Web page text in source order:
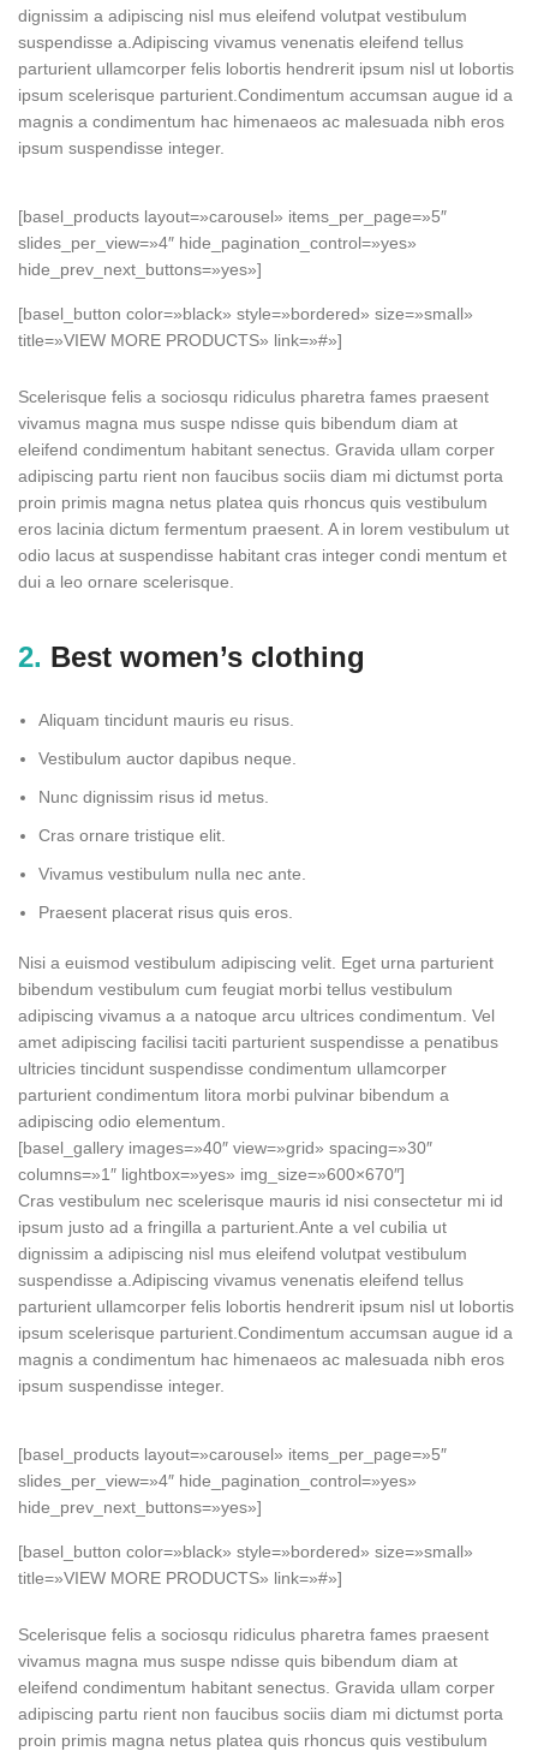
dignissim a adipiscing nisl mus eleifend volutpat vestibulum
suspendisse a.Adipiscing vivamus venenatis eleifend tellus
parturient ullamcorper felis lobortis hendrerit ipsum nisl ut lobortis
ipsum scelerisque parturient.Condimentum accumsan augue id a
magnis a condimentum hac himenaeos ac malesuada nibh eros
ipsum suspendisse integer.
[basel_products layout=»carousel» items_per_page=»5″
slides_per_view=»4″ hide_pagination_control=»yes»
hide_prev_next_buttons=»yes»]
[basel_button color=»black» style=»bordered» size=»small»
title=»VIEW MORE PRODUCTS» link=»#»]
Scelerisque felis a sociosqu ridiculus pharetra fames praesent
vivamus magna mus suspe ndisse quis bibendum diam at
eleifend condimentum habitant senectus. Gravida ullam corper
adipiscing partu rient non faucibus sociis diam mi dictumst porta
proin primis magna netus platea quis rhoncus quis vestibulum
eros lacinia dictum fermentum praesent. A in lorem vestibulum ut
odio lacus at suspendisse habitant cras integer condi mentum et
dui a leo ornare scelerisque.
2. Best women’s clothing
Aliquam tincidunt mauris eu risus.
Vestibulum auctor dapibus neque.
Nunc dignissim risus id metus.
Cras ornare tristique elit.
Vivamus vestibulum nulla nec ante.
Praesent placerat risus quis eros.
Nisi a euismod vestibulum adipiscing velit. Eget urna parturient
bibendum vestibulum cum feugiat morbi tellus vestibulum
adipiscing vivamus a a natoque arcu ultrices condimentum. Vel
amet adipiscing facilisi taciti parturient suspendisse a penatibus
ultricies tincidunt suspendisse condimentum ullamcorper
parturient condimentum litora morbi pulvinar bibendum a
adipiscing odio elementum.
[basel_gallery images=»40″ view=»grid» spacing=»30″
columns=»1″ lightbox=»yes» img_size=»600×670″]
Cras vestibulum nec scelerisque mauris id nisi consectetur mi id
ipsum justo ad a fringilla a parturient.Ante a vel cubilia ut
dignissim a adipiscing nisl mus eleifend volutpat vestibulum
suspendisse a.Adipiscing vivamus venenatis eleifend tellus
parturient ullamcorper felis lobortis hendrerit ipsum nisl ut lobortis
ipsum scelerisque parturient.Condimentum accumsan augue id a
magnis a condimentum hac himenaeos ac malesuada nibh eros
ipsum suspendisse integer.
[basel_products layout=»carousel» items_per_page=»5″
slides_per_view=»4″ hide_pagination_control=»yes»
hide_prev_next_buttons=»yes»]
[basel_button color=»black» style=»bordered» size=»small»
title=»VIEW MORE PRODUCTS» link=»#»]
Scelerisque felis a sociosqu ridiculus pharetra fames praesent
vivamus magna mus suspe ndisse quis bibendum diam at
eleifend condimentum habitant senectus. Gravida ullam corper
adipiscing partu rient non faucibus sociis diam mi dictumst porta
proin primis magna netus platea quis rhoncus quis vestibulum